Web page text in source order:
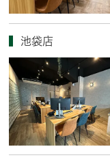
池袋店